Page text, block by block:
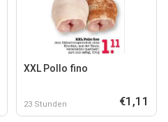
XXL Pollo fino
23 Stunden €1,11